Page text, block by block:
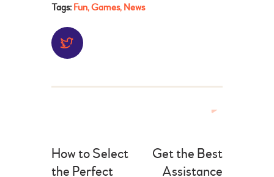
Tags: Fun,Games, News
navigation
How to Select
the Perfect
Get the Best
Assistance